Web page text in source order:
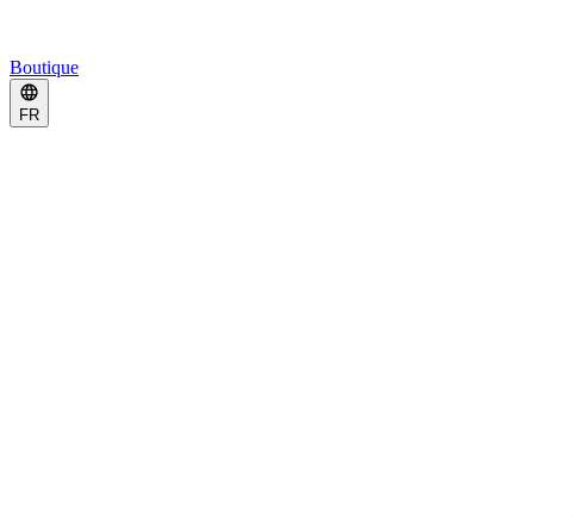
Boutique
FR